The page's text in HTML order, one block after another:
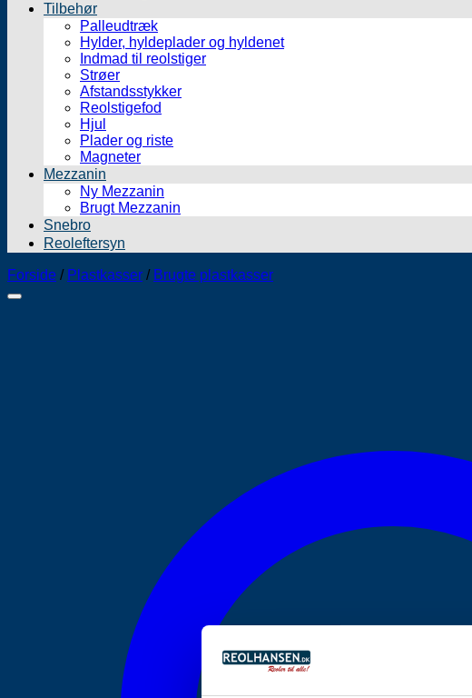
Tilbehør
Palleudtræk
Hylder, hyldeplader og hyldenet
Indmad til reolstiger
Strøer
Afstandsstykker
Reolstigefod
Hjul
Plader og riste
Magneter
Mezzanin
Ny Mezzanin
Brugt Mezzanin
Snebro
Reoleftersyn
Forside / Plastkasser / Brugte plastkasser